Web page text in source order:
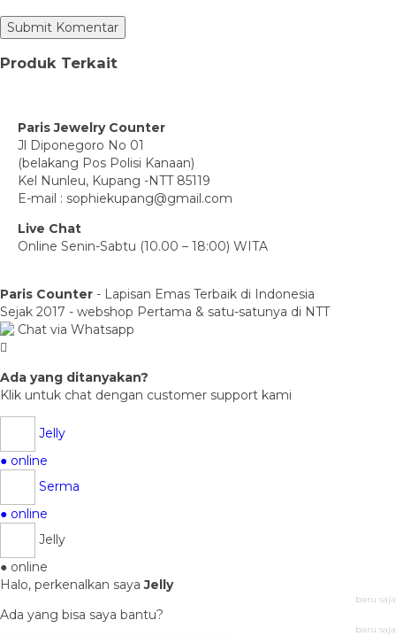
Produk Terkait
Paris Jewelry Counter
Jl Diponegoro No 01
(belakang Pos Polisi Kanaan)
Kel Nunleu, Kupang -NTT 85119
E-mail : sophiekupang@gmail.com
Live Chat
Online Senin-Sabtu (10.00 – 18:00) WITA
Paris Counter - Lapisan Emas Terbaik di Indonesia
Sejak 2017 - webshop Pertama & satu-satunya di NTT
Chat via Whatsapp
Ada yang ditanyakan?
Klik untuk chat dengan customer support kami
Jelly
● online
Serma
● online
Jelly
● online
Halo, perkenalkan sayaJelly
baru saja
Ada yang bisa saya bantu?
baru saja